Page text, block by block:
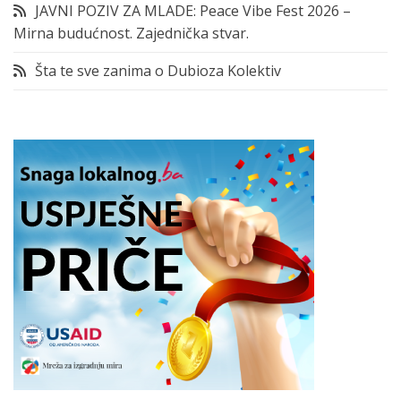
JAVNI POZIV ZA MLADE: Peace Vibe Fest 2026 –
Mirna budućnost. Zajednička stvar.
Šta te sve zanima o Dubioza Kolektiv